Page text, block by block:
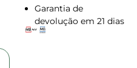
Garantia de
devolução em 21 dias